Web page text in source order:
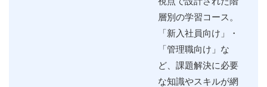
層別の学習コース。
「新入社員向け」・
「管理職向け」な
ど、課題解決に必要
な知識やスキルが網